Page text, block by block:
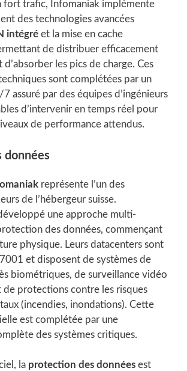
fort trafic, Infomaniak implémente
des technologies avancées
intégré et la mise en cache
de distribuer efficacement
d’absorber les pics de charge. Ces
sont complétées par un
assuré par des équipes d’ingénieurs
d’intervenir en temps réel pour
de performance attendus.
données
représente l’un des
de l’hébergeur suisse.
une approche multi-
des données, commençant
physique. Leurs datacenters sont
et disposent de systèmes de
biométriques, de surveillance vidéo
de protections contre les risques
(incendies, inondations). Cette
est complétée par une
des systèmes critiques.
la protection des données est